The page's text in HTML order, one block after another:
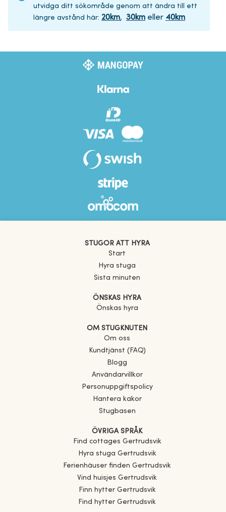
utvidga ditt sökområde genom att ändra till ett
längre avstånd här: 20km, 30km eller 40km
STUGOR ATT HYRA
Start
Hyra stuga
Sista minuten
ÖNSKAS HYRA
Önskas hyra
OM STUGKNUTEN
Om oss
Kundtjänst (FAQ)
Blogg
Användarvillkor
Personuppgiftspolicy
Hantera kakor
Stugbasen
ÖVRIGA SPRÅK
Find cottages Gertrudsvik
Hyra stuga Gertrudsvik
Ferienhäuser finden Gertrudsvik
Vind huisjes Gertrudsvik
Finn hytter Gertrudsvik
Find hytter Gertrudsvik